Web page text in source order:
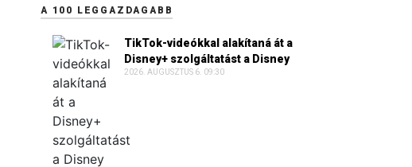
A 100 LEGGAZDAGABB
TikTok-videókkal alakítaná át a
Disney+ szolgáltatást a Disney
2026. AUGUSZTUS 6. 09:30